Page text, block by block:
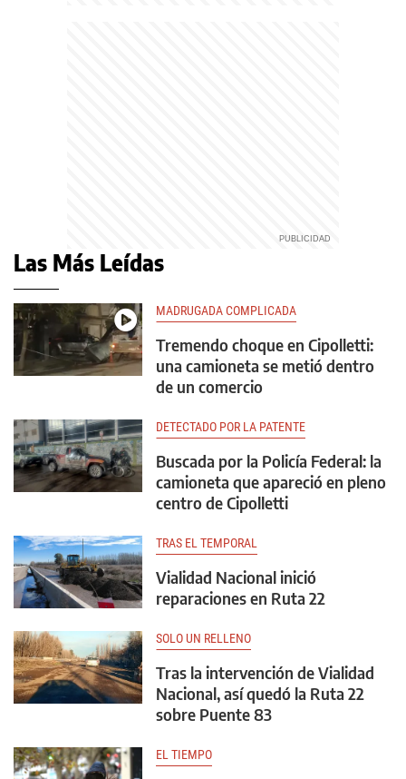
Las Más Leídas
MADRUGADA COMPLICADA
Tremendo choque en Cipolletti:
una camioneta se metió dentro
de un comercio
DETECTADO POR LA PATENTE
Buscada por la Policía Federal: la
camioneta que apareció en pleno
centro de Cipolletti
TRAS EL TEMPORAL
Vialidad Nacional inició
reparaciones en Ruta 22
SOLO UN RELLENO
Tras la intervención de Vialidad
Nacional, así quedó la Ruta 22
sobre Puente 83
EL TIEMPO